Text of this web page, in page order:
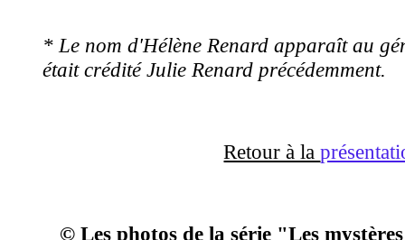
* Le nom d'Hélène Renard apparaît au
était crédité Julie Renard précédemment.
Retour à la
© Les photos de la série "Les